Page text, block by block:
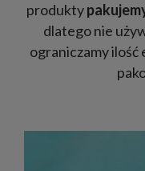
produkty
dlatego nie
ograniczamy